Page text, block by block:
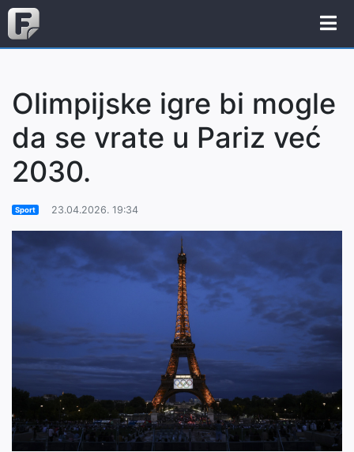
Olimpijske igre bi mogle
da se vrate u Pariz već
2030.
Sport 23.04.2026. 19:34